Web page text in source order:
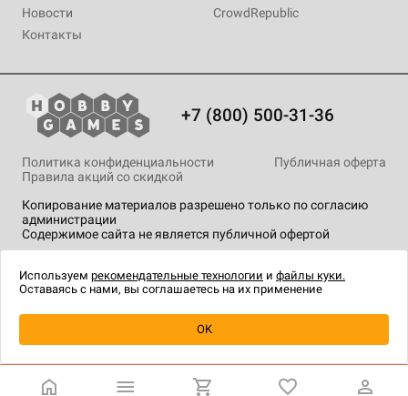
Уведомить о наличии
Новости
Контакты
CrowdRepublic
+7 (800) 500-31-36
Копирование материалов разрешено только по согласию
администрации
Содержимое сайта не является публичной офертой
Политика конфиденциальности
Публичная оферта
Правила акций со скидкой
технологии.
Используем рекомендательные технологии и файлы куки.
Оставаясь с нами, вы соглашаетесь на их применение
OK